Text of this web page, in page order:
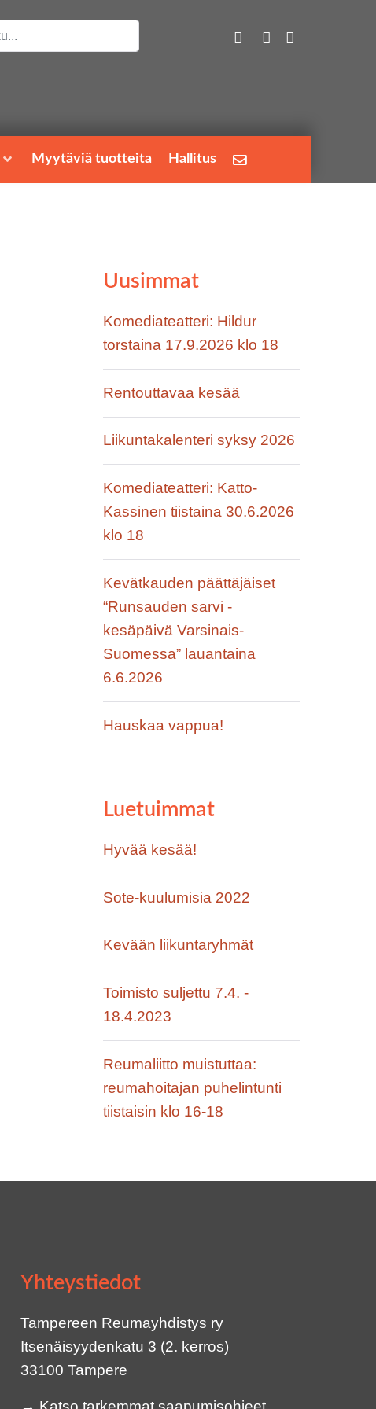
Myytäviä tuotteita Hallitus
Uusimmat
Komediateatteri: Hildur
torstaina 17.9.2026 klo 18
Rentouttavaa kesää
Liikuntakalenteri syksy 2026
Komediateatteri: Katto-
Kassinen tiistaina 30.6.2026
klo 18
Kevätkauden päättäjäiset
“Runsauden sarvi -
kesäpäivä Varsinais-
Suomessa” lauantaina
6.6.2026
Hauskaa vappua!
Luetuimmat
Hyvää kesää!
Sote-kuulumisia 2022
Kevään liikuntaryhmät
Toimisto suljettu 7.4. -
18.4.2023
Reumaliitto muistuttaa:
reumahoitajan puhelintunti
tiistaisin klo 16-18
Yhteystiedot
Tampereen Reumayhdistys ry
Itsenäisyydenkatu 3 (2. kerros)
33100 Tampere